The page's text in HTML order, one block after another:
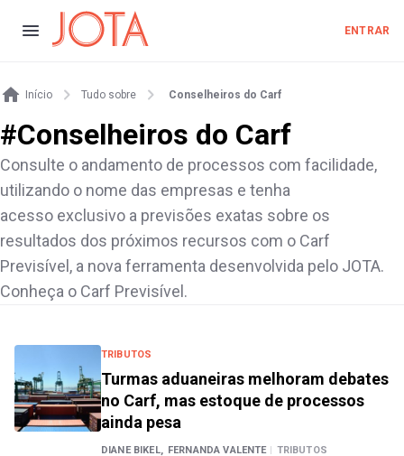
ENTRAR
Início Tudo sobre Conselheiros do Carf
#Conselheiros do Carf
Consulte o andamento de processos com facilidade,
utilizando o nome das empresas e tenha
acesso exclusivo a previsões exatas sobre os
resultados dos próximos recursos com o Carf
Previsível, a nova ferramenta desenvolvida pelo JOTA.
Conheça o Carf Previsível.
TRIBUTOS
Turmas aduaneiras melhoram debates
no Carf, mas estoque de processos
ainda pesa
DIANE BIKEL, FERNANDA VALENTE | TRIBUTOS